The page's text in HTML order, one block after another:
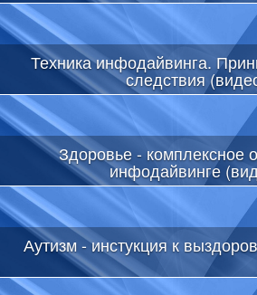
Техника инфодайвинга.
следствия
Здоровье - комплексное
инфодайвинге
Аутизм - инстукция к